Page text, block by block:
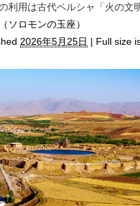
用は古代ペルシャ「火の文
ソロモンの玉座）
2026年5月25日 | Full size